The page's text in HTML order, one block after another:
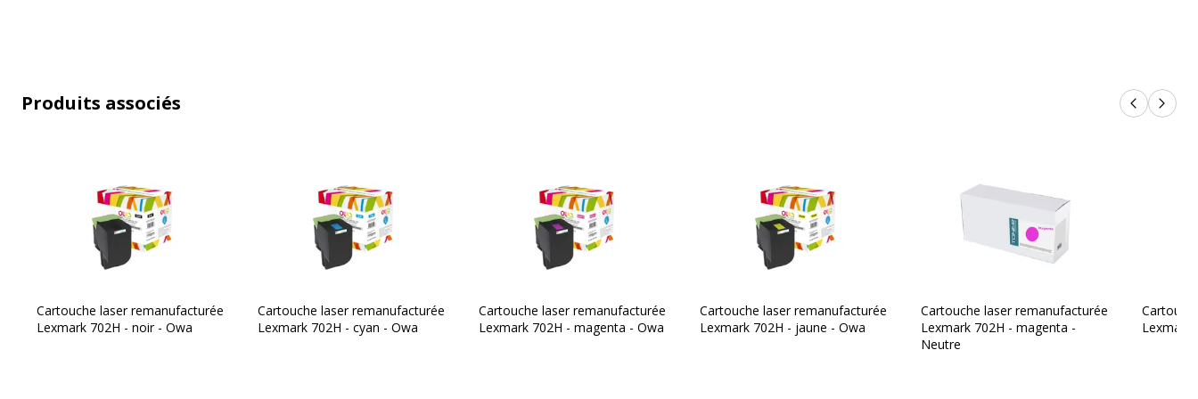
Garantie commerciale
Produits associés Produits
Cartouche laser remanufacturée
Lexmark 702H - noir - Owa
Cartouche laser remanufacturée
Lexmark 702H - cyan - Owa
Cartouche laser remanufacturée
Lexmark 702H - magenta - Owa
Cartouche laser remanufacturée
Lexmark 702H - jaune - Owa
Cartouche laser remanufacturée
Lexmark 702H - magenta -
Neutre
Lexmark